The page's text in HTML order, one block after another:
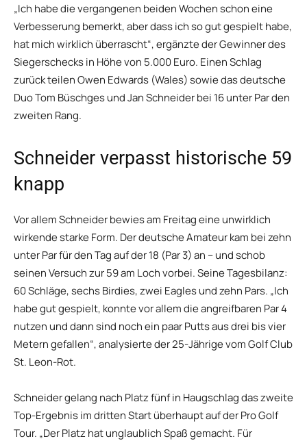
„Ich habe die vergangenen beiden Wochen schon eine
Verbesserung bemerkt, aber dass ich so gut gespielt habe,
hat mich wirklich überrascht“, ergänzte der Gewinner des
Siegerschecks in Höhe von 5.000 Euro. Einen Schlag
zurück teilen Owen Edwards (Wales) sowie das deutsche
Duo Tom Büschges und Jan Schneider bei 16 unter Par den
zweiten Rang.
Schneider verpasst historische 59
knapp
Vor allem Schneider bewies am Freitag eine unwirklich
wirkende starke Form. Der deutsche Amateur kam bei zehn
unter Par für den Tag auf der 18 (Par 3) an – und schob
seinen Versuch zur 59 am Loch vorbei. Seine Tagesbilanz:
60 Schläge, sechs Birdies, zwei Eagles und zehn Pars. „Ich
habe gut gespielt, konnte vor allem die angreifbaren Par 4
nutzen und dann sind noch ein paar Putts aus drei bis vier
Metern gefallen“, analysierte der 25-Jährige vom Golf Club
St. Leon-Rot.
Schneider gelang nach Platz fünf in Haugschlag das zweite
Top-Ergebnis im dritten Start überhaupt auf der Pro Golf
Tour. „Der Platz hat unglaublich Spaß gemacht. Für